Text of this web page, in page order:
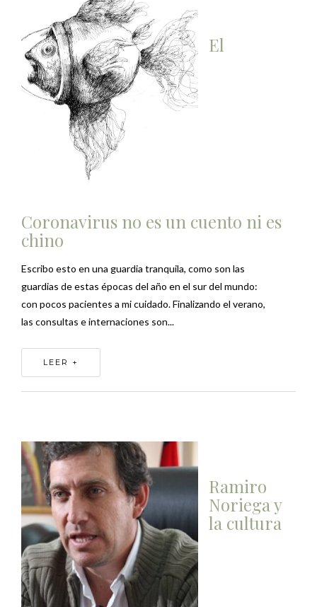
El
Coronavirus no es un cuento ni es
chino
Escribo esto en una guardia tranquila, como son las
guardias de estas épocas del año en el sur del mundo:
con pocos pacientes a mi cuidado. Finalizando el verano,
las consultas e internaciones son...
LEER +
Ramiro
Noriega y
la cultura